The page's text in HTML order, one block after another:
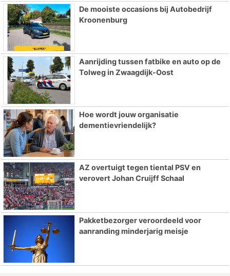
De mooiste occasions bij Autobedrijf
Kroonenburg
Aanrijding tussen fatbike en auto op de
Tolweg in Zwaagdijk-Oost
Hoe wordt jouw organisatie
dementievriendelijk?
AZ overtuigt tegen tiental PSV en
verovert Johan Cruijff Schaal
Pakketbezorger veroordeeld voor
aanranding minderjarig meisje